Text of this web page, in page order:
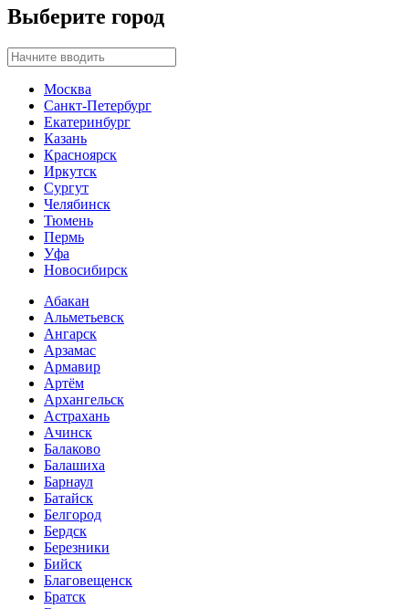
Выберите город
Москва
Санкт-Петербург
Екатеринбург
Казань
Красноярск
Иркутск
Сургут
Челябинск
Тюмень
Пермь
Уфа
Новосибирск
Абакан
Альметьевск
Ангарск
Арзамас
Армавир
Артём
Архангельск
Астрахань
Ачинск
Балаково
Балашиха
Барнаул
Батайск
Белгород
Бердск
Березники
Бийск
Благовещенск
Братск